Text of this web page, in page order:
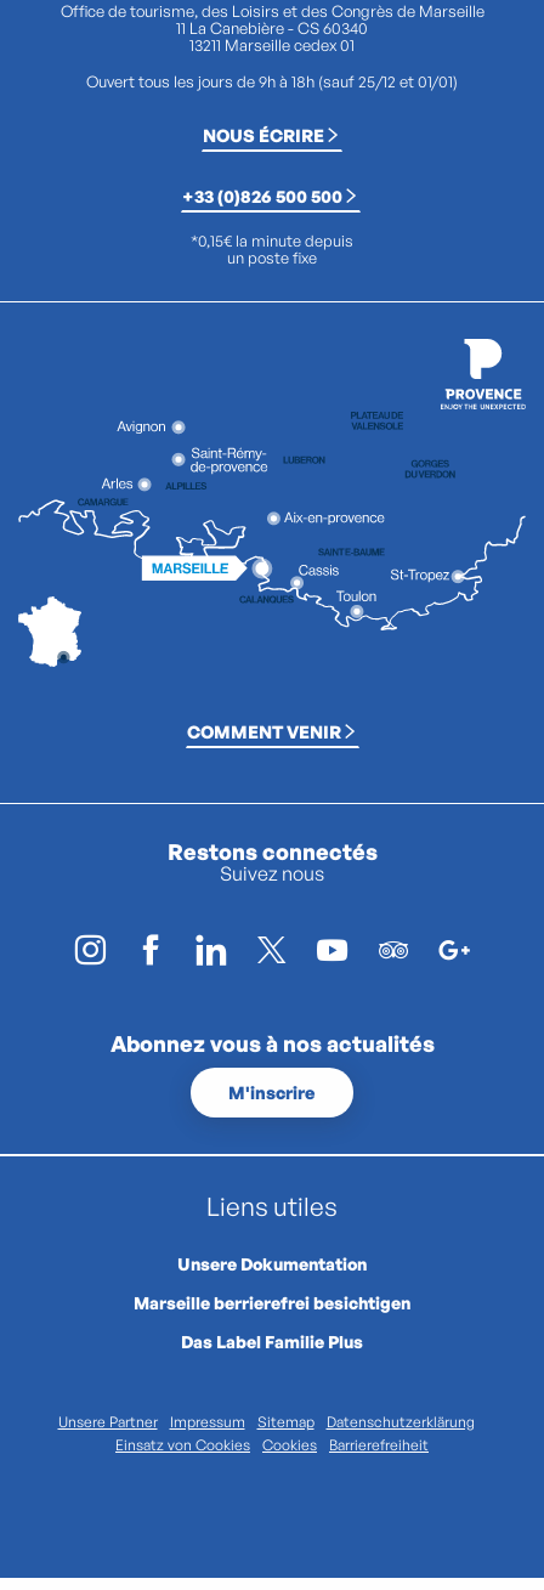
Office de tourisme, des Loisirs et des Congrès de Marseille
11 La Canebière - CS 60340
13211 Marseille cedex 01
Ouvert tous les jours de 9h à 18h (sauf 25/12 et 01/01)
NOUS ÉCRIRE
+33 (0)826 500 500
*0,15€ la minute depuis
un poste fixe
COMMENT VENIR
Restons connectés
Suivez nous
Abonnez vous à nos actualités
M'inscrire
Liens utiles
Unsere Dokumentation
Marseille berrierefrei besichtigen
Das Label Familie Plus
Unsere Partner Impressum Sitemap
Datenschutzerklärung
Einsatz von Cookies
Cookies Barrierefreiheit